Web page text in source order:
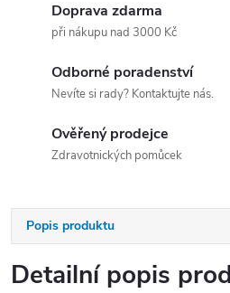
Doprava zdarma
při nákupu nad 3000 Kč
Odborné poradenství
Nevíte si rady? Kontaktujte nás.
Ověřený prodejce
Zdravotnických pomůcek
Popis produktu
Detailní popis